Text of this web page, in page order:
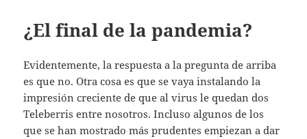
¿El final de la pandemia?
Evidentemente, la respuesta a la pregunta de arriba
es que no. Otra cosa es que se vaya instalando la
impresión creciente de que al virus le quedan dos
Teleberris entre nosotros. Incluso algunos de los
que se han mostrado más prudentes empiezan a dar